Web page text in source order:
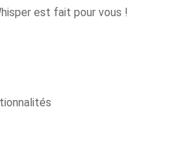
est fait pour vous !